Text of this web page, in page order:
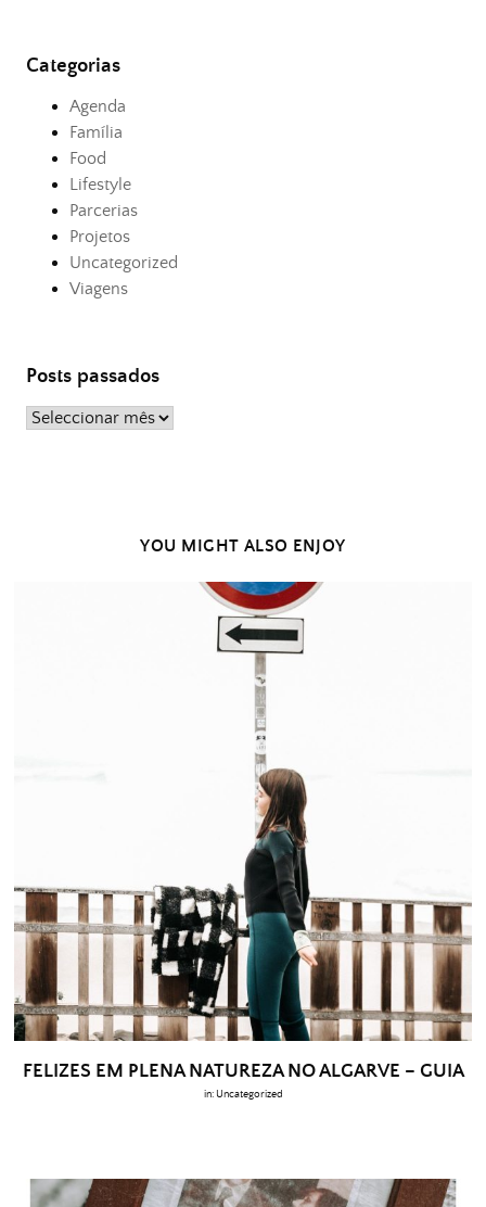
Categorias
Agenda
Família
Food
Lifestyle
Parcerias
Projetos
Uncategorized
Viagens
Posts passados
Posts
YOU MIGHT ALSO ENJOY
FELIZES EM PLENA NATUREZA NO ALGARVE – GUIA
in: Uncategorized